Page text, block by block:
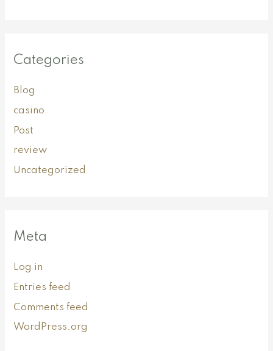
Categories
Blog
casino
Post
review
Uncategorized
Meta
Log in
Entries feed
Comments feed
WordPress.org